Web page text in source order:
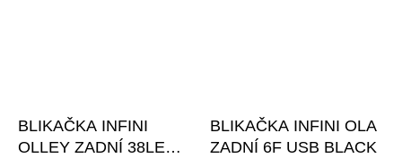
BLIKAČKA INFINI
OLLEY ZADNÍ 38LED
BLIKAČKA INFINI OLA
ZADNÍ 6F USB BLACK